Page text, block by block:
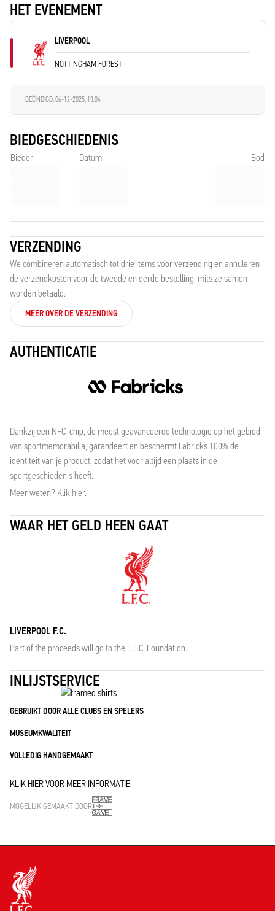
HET EVENEMENT
LIVERPOOL
NOTTINGHAM FOREST
BEËINDIGD,06-12-2025, 13:04
BIEDGESCHIEDENIS
Bieder Datum Bod
VERZENDING
We combineren automatisch tot drie items voor verzending en annuleren
de verzendkosten voor de tweede en derde bestelling, mits ze samen
worden betaald.
MEER OVER DE VERZENDING
AUTHENTICATIE
Dankzij een NFC-chip, de meest geavanceerde technologie op het gebied
van sportmemorabilia, garandeert en beschermt Fabricks 100% de
identiteit van je product, zodat het voor altijd een plaats in de
sportgeschiedenis heeft.
Meer weten? Klikhier.
WAAR HET GELD HEEN GAAT
LIVERPOOL F.C.
Part of the proceeds will go to the L.F.C. Foundation.
INLIJSTSERVICE
GEBRUIKT DOOR ALLE CLUBS EN SPELERS
MUSEUMKWALITEIT
VOLLEDIG HANDGEMAAKT
KLIK HIER VOOR MEER INFORMATIE
MOGELIJK GEMAAKT DOOR